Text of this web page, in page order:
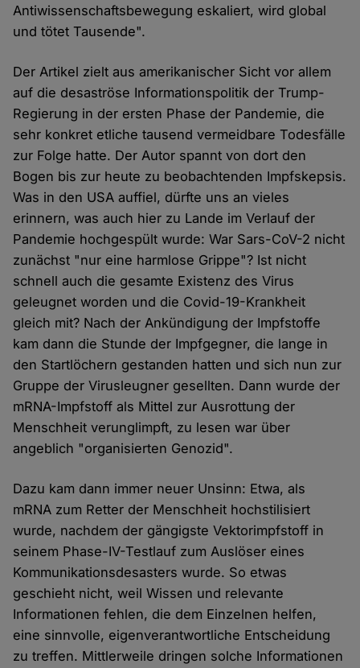
Antiwissenschaftsbewegung eskaliert, wird global
und tötet Tausende".
Der Artikel zielt aus amerikanischer Sicht vor allem
auf die desaströse Informationspolitik der Trump-
Regierung in der ersten Phase der Pandemie, die
sehr konkret etliche tausend vermeidbare Todesfälle
zur Folge hatte. Der Autor spannt von dort den
Bogen bis zur heute zu beobachtenden Impfskepsis.
Was in den USA auffiel, dürfte uns an vieles
erinnern, was auch hier zu Lande im Verlauf der
Pandemie hochgespült wurde: War Sars-CoV-2 nicht
zunächst "nur eine harmlose Grippe"? Ist nicht
schnell auch die gesamte Existenz des Virus
geleugnet worden und die Covid-19-Krankheit
gleich mit? Nach der Ankündigung der Impfstoffe
kam dann die Stunde der Impfgegner, die lange in
den Startlöchern gestanden hatten und sich nun zur
Gruppe der Virusleugner gesellten. Dann wurde der
mRNA-Impfstoff als Mittel zur Ausrottung der
Menschheit verunglimpft, zu lesen war über
angeblich "organisierten Genozid".
Dazu kam dann immer neuer Unsinn: Etwa, als
mRNA zum Retter der Menschheit hochstilisiert
wurde, nachdem der gängigste Vektorimpfstoff in
seinem Phase-IV-Testlauf zum Auslöser eines
Kommunikationsdesasters wurde. So etwas
geschieht nicht, weil Wissen und relevante
Informationen fehlen, die dem Einzelnen helfen,
eine sinnvolle, eigenverantwortliche Entscheidung
zu treffen. Mittlerweile dringen solche Informationen